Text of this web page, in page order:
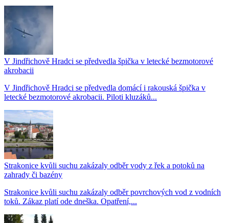
V Jindřichově Hradci se předvedla špička v letecké bezmotorové
akrobacii
V Jindřichově Hradci se předvedla domácí i rakouská špička v
letecké bezmotorové akrobacii. Piloti kluzáků...
Strakonice kvůli suchu zakázaly odběr vody z řek a potoků na
zahrady či bazény
Strakonice kvůli suchu zakázaly odběr povrchových vod z vodních
toků. Zákaz platí ode dneška. Opatření,...